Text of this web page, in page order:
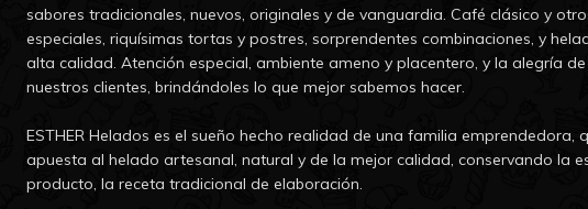
sabores tradicionales, nuevos, originales y de vanguardia. Café clásico y
especiales, riquísimas tortas y postres, sorprendentes combinaciones, y
alta calidad. Atención especial, ambiente ameno y placentero, y la alegría de
nuestros clientes, brindándoles lo que mejor sabemos hacer.
ESTHER Helados es el sueño hecho realidad de una familia emprendedora,
apuesta al helado artesanal, natural y de la mejor calidad, conservando la
producto, la receta tradicional de elaboración.